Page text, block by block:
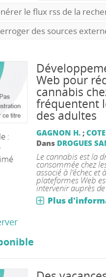
le flux rss de la
des sources
:
Web pour
cannabis
fréquentent
des adultes
GAGNON H.;
Dans DROGUES
Le cannabis est la
consommée chez
associé à l’échec
plateformes Web
intervenir auprès de
Plus